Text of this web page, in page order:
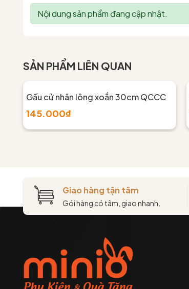
Nội dung sản phẩm đang cập nhật.
SẢN PHẨM LIÊN QUAN
Gấu cử nhân lông xoắn 30cm QCCC
145.000₫
Giao hàng tận tâm
Gói hàng có tâm, giao nhanh.